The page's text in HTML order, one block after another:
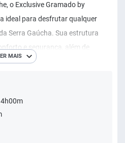
o Exclusive Gramado by
ideal para desfrutar qualquer
Serra Gaúcha. Sua estrutura
e segurança, além de
de lazer para toda família.
MAIS